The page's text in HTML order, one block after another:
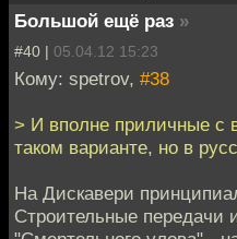
Большой ещё раз »
#40 | 05.04.12 15:23
Кому: spetrov, #38
> И вполне приличные с
таком варианте, но в
На Дискавери
Строительные передачи